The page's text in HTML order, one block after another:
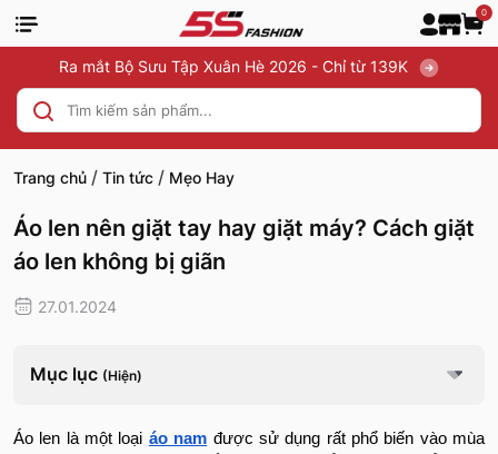
0
Ra mắt Bộ Sưu Tập Xuân Hè 2026 - Chỉ từ 139K
Trang chủ / Tin tức / Mẹo Hay
Áo len nên giặt tay hay giặt máy? Cách giặt
áo len không bị giãn
27.01.2024
Mục lục (Hiện)
Áo len là một loại áo nam được sử dụng rất phổ biến vào mùa